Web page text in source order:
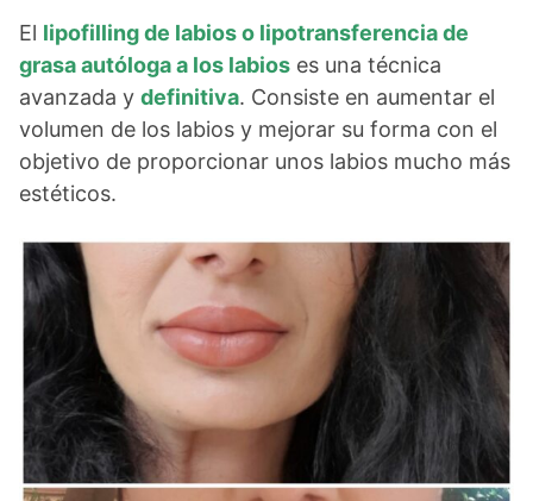
El lipofilling de labios o lipotransferencia de
grasa autóloga a los labios es una técnica
avanzada y definitiva. Consiste en aumentar el
volumen de los labios y mejorar su forma con el
objetivo de proporcionar unos labios mucho más
estéticos.